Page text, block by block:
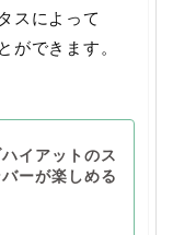
スによって
ができます。
イアットのス
ーが楽しめる